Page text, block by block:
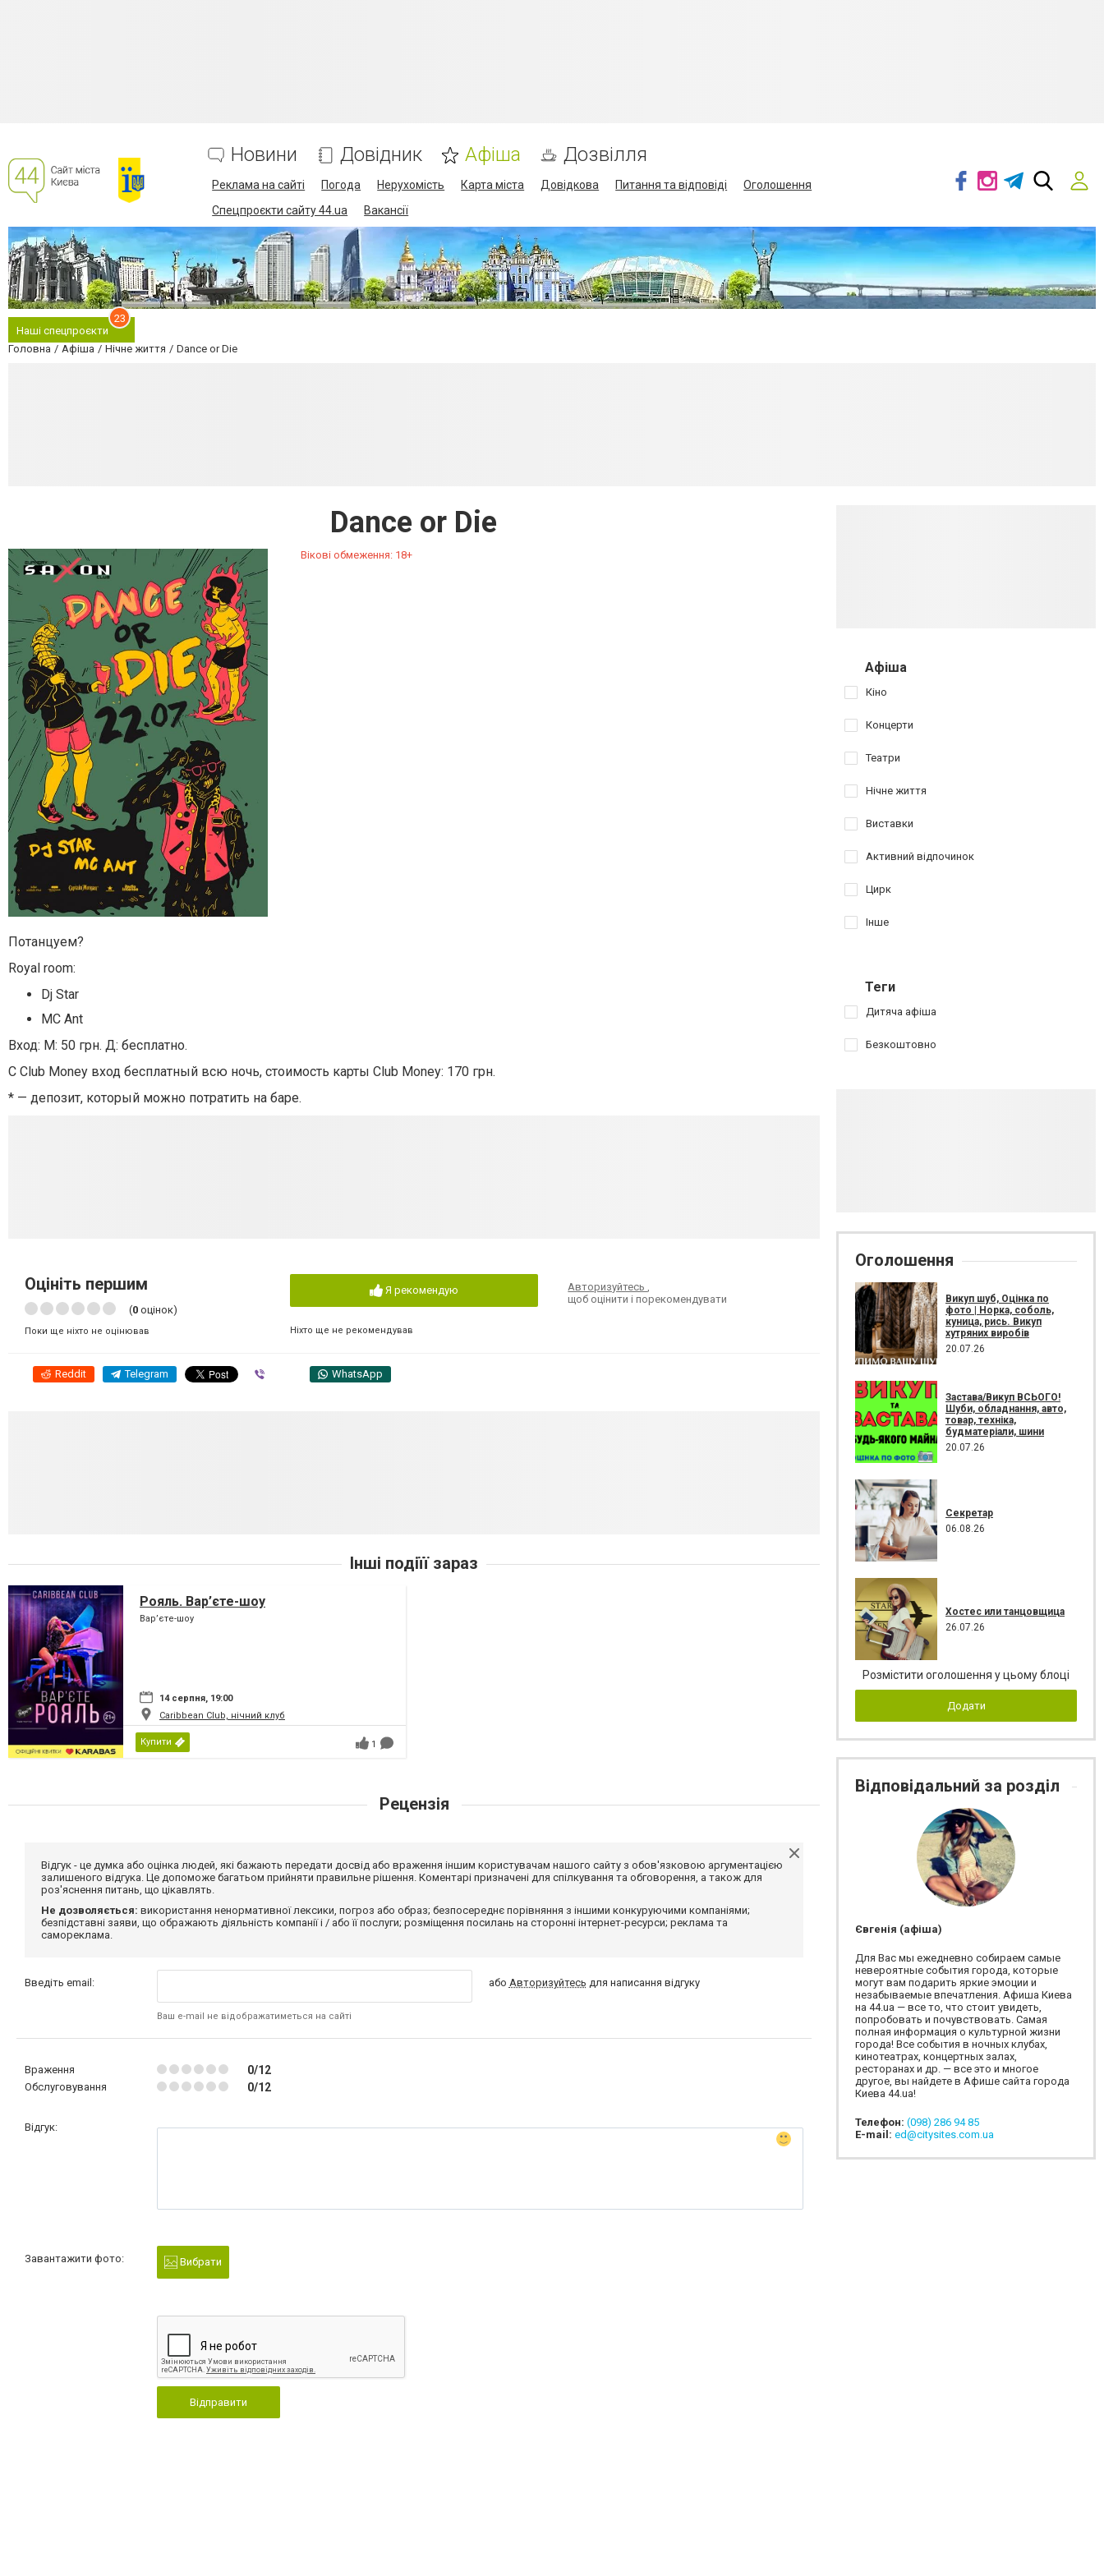
Новини Довідник Афіша Дозвілля
Реклама на сайті Погода Нерухомість Карта міста Довідкова Питання та відповіді
Оголошення
Спецпроєкти сайту 44.ua
Вакансії
Наші спецпроєкти
23
Головна Афіша Нічне життя Dance or Die
Dance or Die
Вікові обмеження: 18+
Потанцуем?
Royal room:
Dj Star
MC Ant
Вход: М: 50 грн. Д: бесплатно.
С Club Money вход бесплатный всю ночь, стоимость карты Club Money: 170 грн.
* — депозит, который можно потратить на баре.
Оцініть першим
(0 оцінок)
Поки ще ніхто не оцінював
Я рекомендую
Ніхто ще не рекомендував
Авторизуйтесь
щоб оцінити і порекомендувати
Reddit Telegram WhatsApp
Інші подіїї зараз
Рояль. Вар’єте-шоу
Вар’єте-шоу
14 серпня, 19:00
Caribbean Club, нічний клуб
Купити 1
Рецензія
Відгук - це думка або оцінка людей, які бажають передати досвід або враження іншим користувачам нашого сайту з обов'язковою аргументацією
залишеного відгука. Це допоможе багатьом прийняти правильне рішення. Коментарі призначені для спілкування та обговорення, а також для
роз'яснення питань, що цікавлять.
Не дозволяється: використання ненормативної лексики, погроз або образ; безпосереднє порівняння з іншими конкуруючими компаніями;
безпідставні заяви, що ображають діяльність компанії і / або її послуги; розміщення посилань на сторонні інтернет-ресурси; реклама та
самореклама.
Введіть email:
Ваш e-mail не відображатиметься на сайті
або Авторизуйтесь для написання відгуку
Враження 0/12
Обслуговування 0/12
Відгук:
Завантажити фото: Вибрати
Відправити
Афіша
Кіно
Концерти
Театри
Нічне життя
Виставки
Активний відпочинок
Цирк
Інше
Теги
Дитяча афіша
Безкоштовно
Оголошення
Викуп шуб, Оцінка по
фото | Норка, соболь,
куница, рись. Викуп
хутряних виробів
20.07.26
Застава/Викуп ВСЬОГО!
Шуби, обладнання, авто,
товар, техніка,
будматеріали, шини
20.07.26
Секретар
06.08.26
Хостес или танцовщица
26.07.26
Розмістити оголошення у цьому блоці
Додати
Відповідальний за розділ
Євгенія (афіша)
Для Вас мы ежедневно собираем самые
невероятные события города, которые
могут вам подарить яркие эмоции и
незабываемые впечатления. Афиша Киева
на 44.ua — все то, что стоит увидеть,
попробовать и почувствовать. Самая
полная информация о культурной жизни
города! Все события в ночных клубах,
кинотеатрах, концертных залах,
ресторанах и др. — все это и многое
другое, вы найдете в Афише сайта города
Киева 44.ua!
Телефон: (098) 286 94 85
E-mail: ed@citysites.com.ua